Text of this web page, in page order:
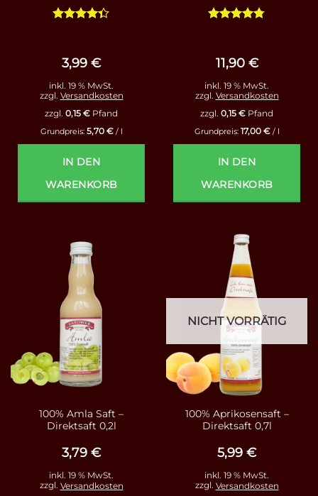
3,99 €
inkl. 19 % MwSt.
zzgl. Versandkosten
zzgl. 0,15 € Pfand
Grundpreis: 5,70 €/ l
IN DEN
WARENKORB
11,90 €
inkl. 19 % MwSt.
zzgl. Versandkosten
zzgl. 0,15 € Pfand
Grundpreis: 17,00 €/ l
IN DEN
WARENKORB
100% Amla Saft –
Direktsaft 0,2l
3,79 €
inkl. 19 % MwSt.
zzgl. Versandkosten
NICHT VORRÄTIG
100% Aprikosensaft –
Direktsaft 0,7l
5,99 €
inkl. 19 % MwSt.
zzgl. Versandkosten